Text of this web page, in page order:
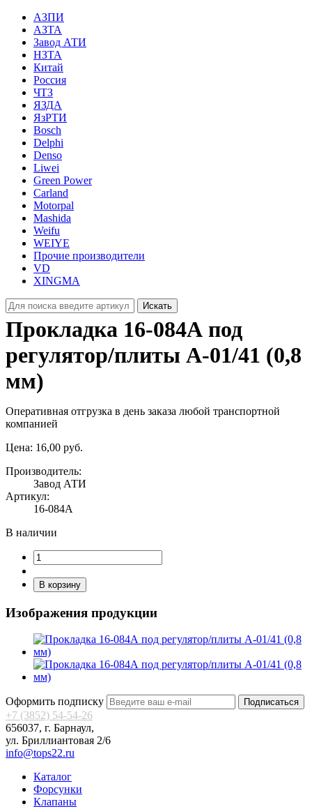
АЗПИ
АЗТА
Завод АТИ
НЗТА
Китай
Россия
ЧТЗ
ЯЗДА
ЯзРТИ
Bosch
Delphi
Denso
Liwei
Green Power
Carland
Motorpal
Mashida
Weifu
WEIYE
Прочие производители
VD
XINGMA
Искать
Прокладка 16‑084А под
регулятор/плиты А‑01/41 (0,8
мм)
Оперативная отгрузка в день заказа любой транспортной
компанией
Цена: 16,00 руб.
Производитель:
Завод АТИ
Артикул:
16-084А
В наличии
В корзину
Изображения продукции
Оформить подписку Подписаться
+7 (3852) 54-54-26
656037, г. Барнаул,
ул. Бриллиантовая 2/6
info@tops22.ru
Каталог
Форсунки
Клапаны